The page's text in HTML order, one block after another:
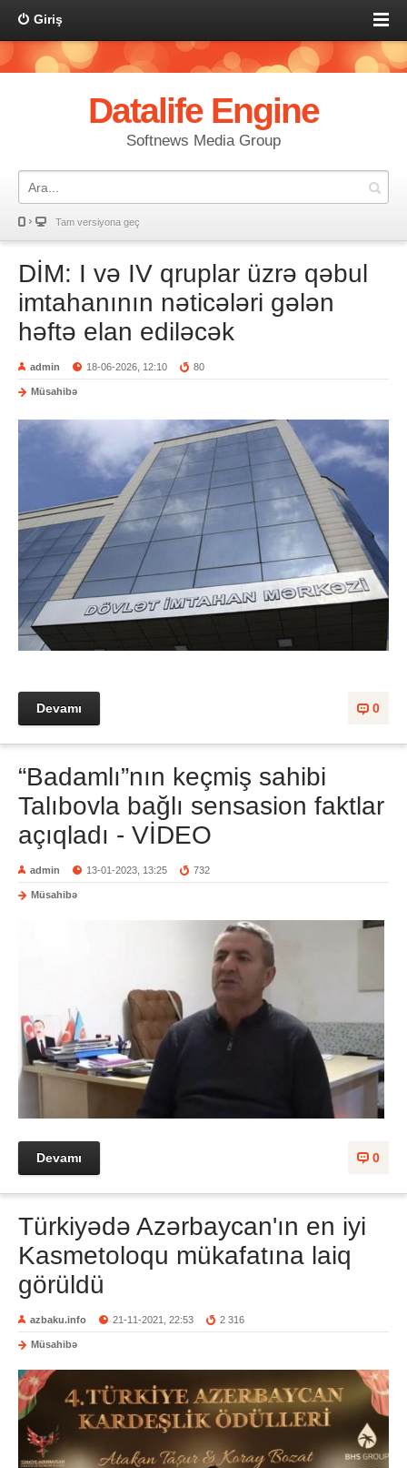
Giriş
Datalife Engine
Softnews Media Group
Tam versiyona geç
DİM: I və IV qruplar üzrə qəbul
imtahanının nəticələri gələn
həftə elan ediləcək
admin 18-06-2026, 12:10 80
Müsahibə
0
Devamı
“Badamlı”nın keçmiş sahibi
Talıbovla bağlı sensasion faktlar
açıqladı - VİDEO
admin 13-01-2023, 13:25 732
Müsahibə
0
Devamı
Türkiyədə Azərbaycan'ın en iyi
Kasmetoloqu mükafatına laiq
görüldü
azbaku.info 21-11-2021, 22:53 2 316
Müsahibə